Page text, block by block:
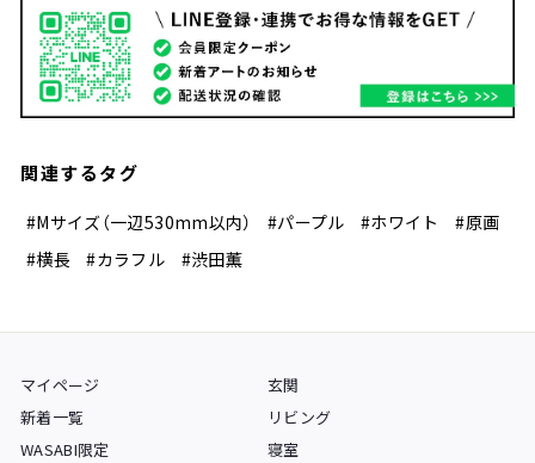
関連するタグ
#Mサイズ（一辺530mm以内） #パープル #ホワイト
#原画
#横長
#カラフル #渋田薫
マイページ
新着一覧
WASABI限定
玄関
リビング
寝室